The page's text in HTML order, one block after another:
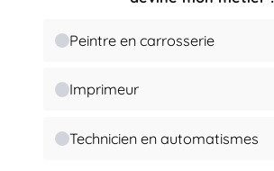
Peintre en carrosserie
Imprimeur
Technicien en automatismes